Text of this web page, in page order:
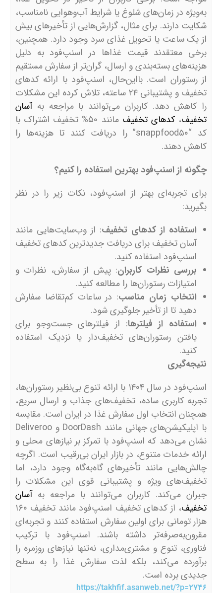
به‌ویژه در زمان‌های شلوغ یا شرایط آب‌وهوایی نامناسب،
شکایت دارند. برای مثال، گزارش‌هایی از تأخیرهای بیش
از یک ساعت یا تحویل غذای سرد وجود دارد. همچنین،
برخی معتقدند قیمت غذاها در اسنپ‌فود به دلیل
هزینه‌های بسته‌بندی و ارسال، گران‌تر از سفارش مستقیم
از رستوران است. بااین‌حال، اسنپ‌فود با ارائه کدهای
تخفیف و پشتیبانی ۲۴ ساعته، تلاش کرده این مشکلات
را کاهش دهد. کاربران می‌توانند با مراجعه بهآسان
تخفیف،کدهای تخفیف
مانند ۵۰% تخفیف اشتراک با
کد “snappfood۵۰” را دریافت کنند تا هزینه‌ها را
کاهش دهند.
چگونه از اسنپ‌فود بهترین استفاده را کنیم؟
برای تجربه‌ای بهتر از اسنپ‌فود، نکات زیر را در نظر
بگیرید:
استفاده از کدهای تخفیف: از وب‌سایت‌هایی مانند
آسان تخفیف برای دریافت جدیدترین کدهای تخفیف
اسنپ‌فود استفاده کنید.
بررسی نظرات کاربران: پیش از سفارش، نظرات و
امتیازات رستوران‌ها را مطالعه کنید.
انتخاب زمان مناسب: در ساعات کم‌تقاضا سفارش
دهید تا از تأخیر جلوگیری شود.
استفاده از فیلترها: از فیلترهای جست‌وجو برای
یافتن رستوران‌های تخفیف‌دار یا نزدیک استفاده
کنید.
نتیجه‌گیری
اسنپ‌فود در سال ۱۴۰۴ با ارائه تنوع بی‌نظیر رستوران‌ها،
تجربه کاربری ساده، تخفیف‌های جذاب و ارسال سریع،
همچنان انتخاب اول سفارش غذا در ایران است. مقایسه
با اپلیکیشن‌های جهانی مانند DoorDash و Deliveroo
نشان می‌دهد که اسنپ‌فود با تمرکز بر نیازهای محلی و
ارائه خدمات متنوع، در بازار ایران بی‌رقیب است. اگرچه
چالش‌هایی مانند تأخیرهای گاه‌به‌گاه وجود دارد، اما
تخفیف‌های ویژه و پشتیبانی قوی این مشکلات را
جبران می‌کند. کاربران می‌توانند با مراجعه بهآسان
تخفیف
، از کدهای تخفیف اسنپ‌فود مانند تخفیف ۱۶۰
هزار تومانی برای اولین سفارش استفاده کنند و تجربه‌ای
مقرون‌به‌صرفه‌تر داشته باشند. اسنپ‌فود با ترکیب
فناوری، تنوع و مشتری‌مداری، نه‌تنها نیازهای روزمره را
برآورده می‌کند، بلکه لذت سفارش غذا را به سطح
جدیدی برده است.
https://takhfif.asanweb.net/?p=۲۷۴۶